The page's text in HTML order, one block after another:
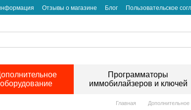
Отзывы о магазине Блог Пользовательское
оборудование
Программаторы
иммобилайзеров и ключей
Главная